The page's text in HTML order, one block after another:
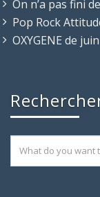
On n’a pas fini
Pop Rock
OXYGENE de juin